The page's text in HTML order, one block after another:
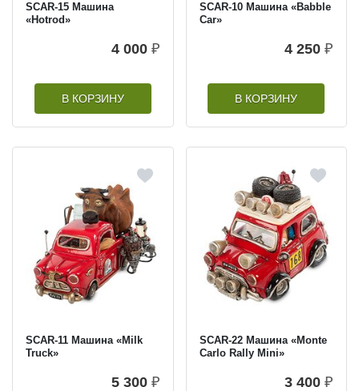
SCAR-15 Машина
«Hotrod»
4 000 ₽
В КОРЗИНУ
SCAR-10 Машина «Babble
Car»
4 250 ₽
В КОРЗИНУ
SCAR-11 Машина «Milk
Truck»
5 300 ₽
SCAR-22 Машина «Monte
Carlo Rally Mini»
3 400 ₽